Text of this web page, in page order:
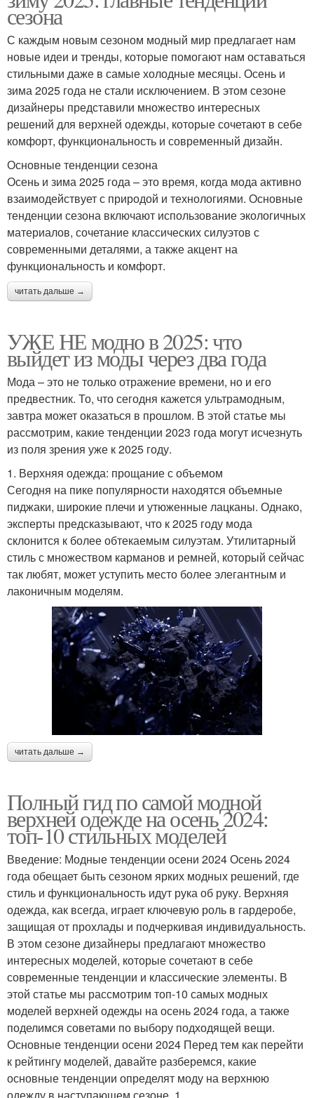
сезона
С каждым новым сезоном модный мир предлагает нам
новые идеи и тренды, которые помогают нам оставаться
стильными даже в самые холодные месяцы. Осень и
зима 2025 года не стали исключением. В этом сезоне
дизайнеры представили множество интересных
решений для верхней одежды, которые сочетают в себе
комфорт, функциональность и современный дизайн.
Основные тенденции сезона
Осень и зима 2025 года – это время, когда мода активно
взаимодействует с природой и технологиями. Основные
тенденции сезона включают использование экологичных
материалов, сочетание классических силуэтов с
современными деталями, а также акцент на
функциональность и комфорт.
читать дальше →
УЖЕ НЕ модно в 2025: что
выйдет из моды через два года
Мода – это не только отражение времени, но и его
предвестник. То, что сегодня кажется ультрамодным,
завтра может оказаться в прошлом. В этой статье мы
рассмотрим, какие тенденции 2023 года могут исчезнуть
из поля зрения уже к 2025 году.
1. Верхняя одежда: прощание с объемом
Сегодня на пике популярности находятся объемные
пиджаки, широкие плечи и утюженные лацканы. Однако,
эксперты предсказывают, что к 2025 году мода
склонится к более обтекаемым силуэтам. Утилитарный
стиль с множеством карманов и ремней, который сейчас
так любят, может уступить место более элегантным и
лаконичным моделям.
читать дальше →
Полный гид по самой модной
верхней одежде на осень 2024:
топ-10 стильных моделей
Введение: Модные тенденции осени 2024 Осень 2024
года обещает быть сезоном ярких модных решений, где
стиль и функциональность идут рука об руку. Верхняя
одежда, как всегда, играет ключевую роль в гардеробе,
защищая от прохлады и подчеркивая индивидуальность.
В этом сезоне дизайнеры предлагают множество
интересных моделей, которые сочетают в себе
современные тенденции и классические элементы. В
этой статье мы рассмотрим топ-10 самых модных
моделей верхней одежды на осень 2024 года, а также
поделимся советами по выбору подходящей вещи.
Основные тенденции осени 2024 Перед тем как перейти
к рейтингу моделей, давайте разберемся, какие
основные тенденции определят моду на верхнюю